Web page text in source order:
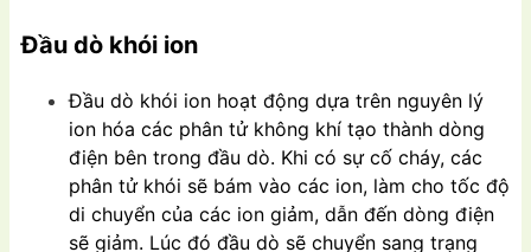
Đầu dò khói ion
Đầu dò khói ion hoạt động dựa trên nguyên lý
ion hóa các phân tử không khí tạo thành dòng
điện bên trong đầu dò. Khi có sự cố cháy, các
phân tử khói sẽ bám vào các ion, làm cho tốc độ
di chuyển của các ion giảm, dẫn đến dòng điện
sẽ giảm. Lúc đó đầu dò sẽ chuyển sang trạng